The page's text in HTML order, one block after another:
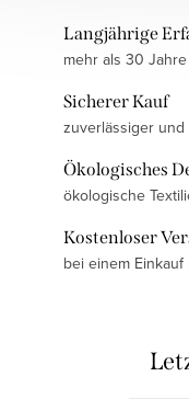
Langjährige
mehr als 30
Sicherer Kauf
zuverlässiger
Ökologisches
ökologische
Kostenloser
bei einem